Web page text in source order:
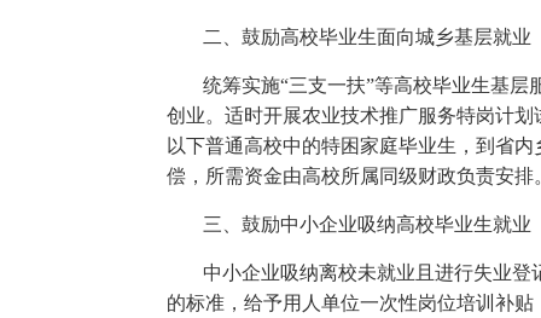
二、鼓励高校毕业生面向城乡基层就业
统筹实施“三支一扶”等高校毕业生基
创业。适时开展农业技术推广服务特岗计
以下普通高校中的特困家庭毕业生，到省
偿，所需资金由高校所属同级财政负责安排
三、鼓励中小企业吸纳高校毕业生就业
中小企业吸纳离校未就业且进行失业
的标准，给予用人单位一次性岗位培训补